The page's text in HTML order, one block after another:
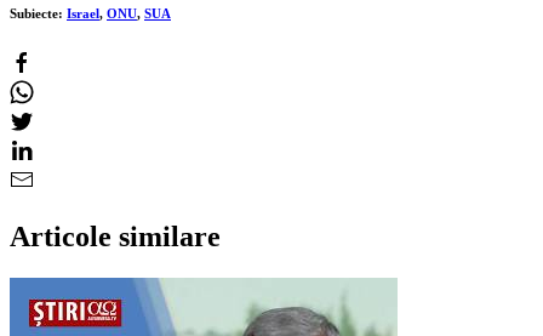
Subiecte: Israel, ONU, SUA
Articole similare